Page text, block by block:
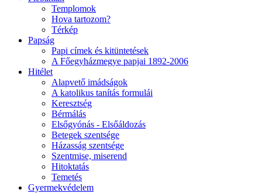
Templomok
Hova tartozom?
Térkép
Papság
Papi címek és kitüntetések
A Főegyházmegye papjai 1892-2006
Hitélet
Alapvető imádságok
A katolikus tanítás formulái
Keresztség
Bérmálás
Elsőgyónás - Elsőáldozás
Betegek szentsége
Házasság szentsége
Szentmise, miserend
Hitoktatás
Temetés
Gyermekvédelem